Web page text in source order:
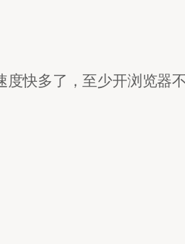
快多了，至少开浏览器不